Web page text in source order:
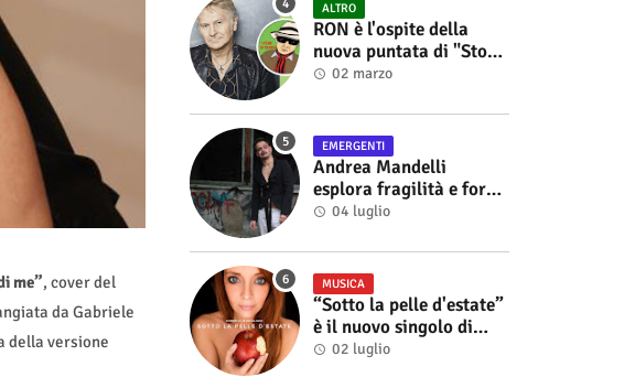
me”, cover del
da Gabriele
della versione
ALTRO
RON è l'ospite della
nuova puntata di "Storie
di Musica", in onda sul
Alberto Salerno
02 marzo
EMERGENTI
Andrea Mandelli
esplora fragilità e forza
nel videoclip di “Sofia”
04 luglio
MUSICA
“Sotto la pelle d'estate”
è il nuovo singolo di
Roberta Modìgliani
02 luglio